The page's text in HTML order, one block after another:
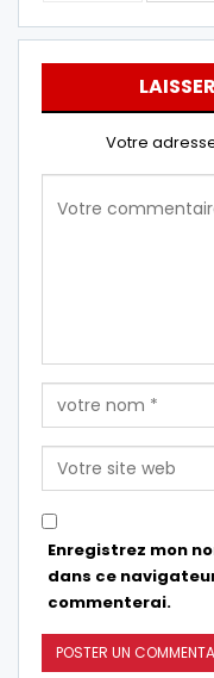
Votre
Enregistrez mon
dans ce
commenterai.